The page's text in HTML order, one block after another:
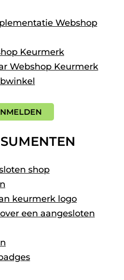
Webshop
Keurmerk
Webshop Keurmerk
shop
keurmerk logo
een aangesloten